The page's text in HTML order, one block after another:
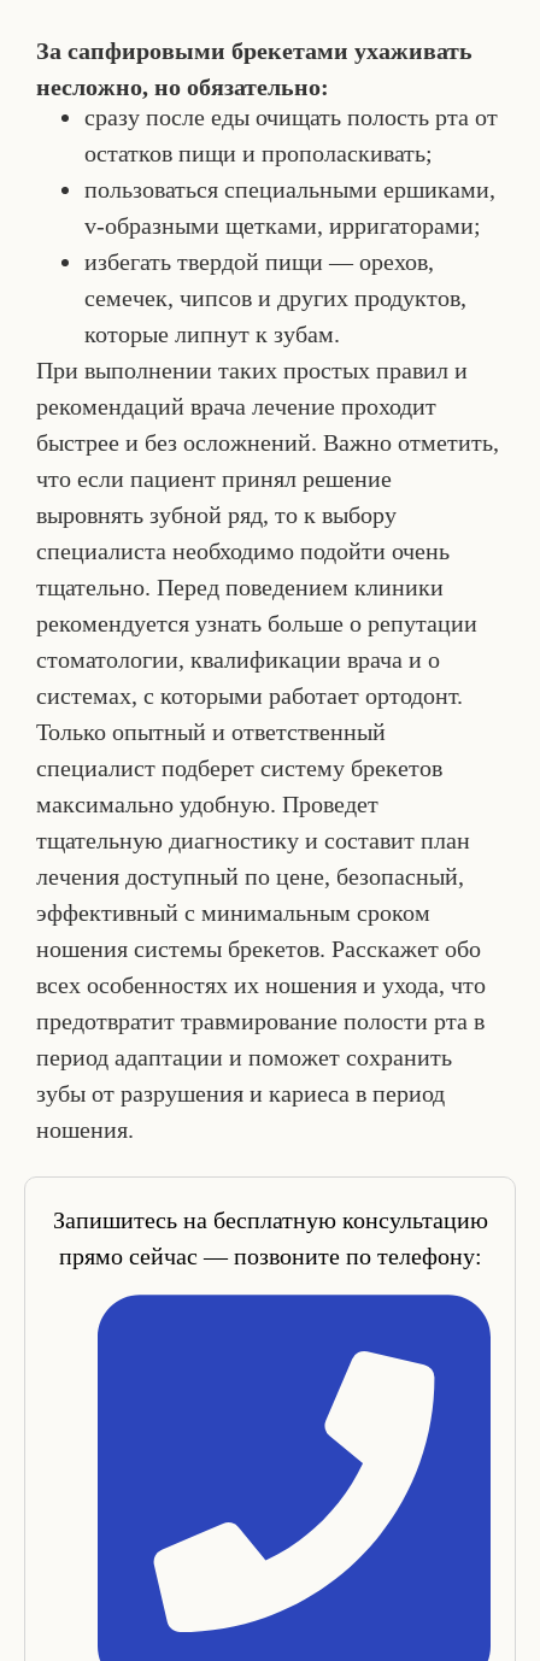
За сапфировыми брекетами ухаживать
несложно, но обязательно:
сразу после еды очищать полость рта от
остатков пищи и прополаскивать;
пользоваться специальными ершиками,
v-образными щетками, ирригаторами;
избегать твердой пищи — орехов,
семечек, чипсов и других продуктов,
которые липнут к зубам.
При выполнении таких простых правил и
рекомендаций врача лечение проходит
быстрее и без осложнений. Важно отметить,
что если пациент принял решение
выровнять зубной ряд, то к выбору
специалиста необходимо подойти очень
тщательно. Перед поведением клиники
рекомендуется узнать больше о репутации
стоматологии, квалификации врача и о
системах, с которыми работает ортодонт.
Только опытный и ответственный
специалист подберет систему брекетов
максимально удобную. Проведет
тщательную диагностику и составит план
лечения доступный по цене, безопасный,
эффективный с минимальным сроком
ношения системы брекетов. Расскажет обо
всех особенностях их ношения и ухода, что
предотвратит травмирование полости рта в
период адаптации и поможет сохранить
зубы от разрушения и кариеса в период
ношения.
Запишитесь на бесплатную консультацию
прямо сейчас — позвоните по телефону: